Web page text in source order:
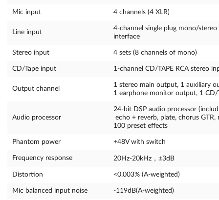
Mic input 4 channels (4 XLR)
Line input
4-channel single plug mono/
interface
Stereo input 4 sets (8 channels of mono)
CD/Tape input 1-channel CD/TAPE RCA stereo
Output channel
1 stereo main output, 1 auxiliary
1 earphone monitor output, 1 CD/
Audio processor
24-bit DSP audio processor
echo + reverb, plate, chorus
100 preset effects
Phantom power +48V with switch
Frequency response 20Hz-20kHz，±3dB
Distortion <0.003% (A-weighted)
Mic balanced input noise -119dB(A-weighted)